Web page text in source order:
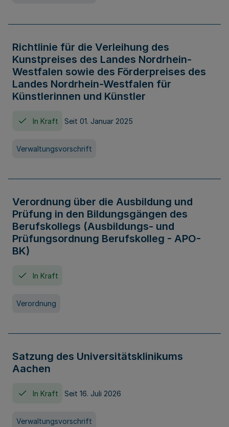
Richtlinie für die Verleihung des
Kunstpreises des Landes Nordrhein-
Westfalen sowie des Förderpreises des
Landes Nordrhein-Westfalen für
Künstlerinnen und Künstler
In Kraft Seit 01. Januar 2025
Verwaltungsvorschrift
Verordnung über die Ausbildung und
Prüfung in den Bildungsgängen des
Berufskollegs (Ausbildungs- und
Prüfungsordnung Berufskolleg - APO-
BK)
In Kraft
Verordnung
Satzung des Universitätsklinikums
Aachen
In Kraft Seit 16. Juli 2026
Verwaltungsvorschrift